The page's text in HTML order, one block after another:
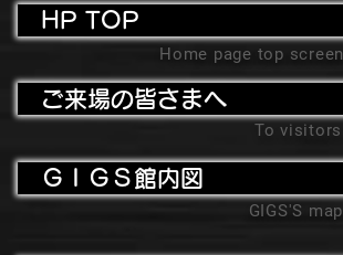
HP TOP
Home page top screen
ご来場の皆さまへ
To visitors
ＧＩＧＳ館内図
GIGS'S map